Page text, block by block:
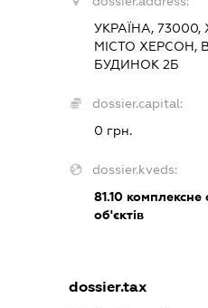
УКРАЇНА,
МІСТО ХЕРСОН,
БУДИНОК 2Б
dossier.capital:
0 грн.
dossier.kveds:
81.10комплексне
об'єктів
dossier.tax